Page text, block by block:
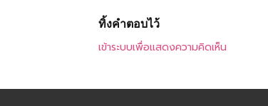
ทิ้งคำตอบไว้
เข้าระบบเพื่อแสดงความคิดเห็น